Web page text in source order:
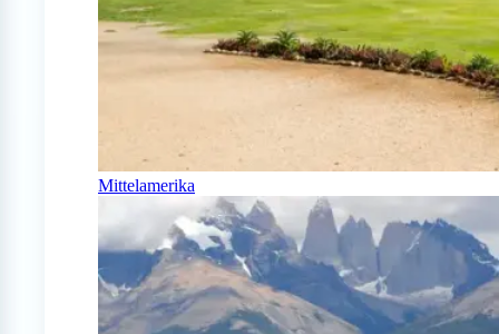
Mittelamerika